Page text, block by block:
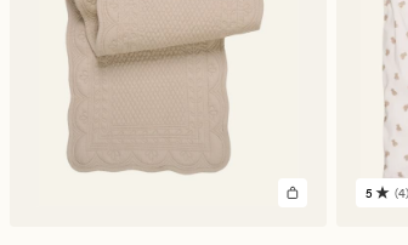
4
5 (4)